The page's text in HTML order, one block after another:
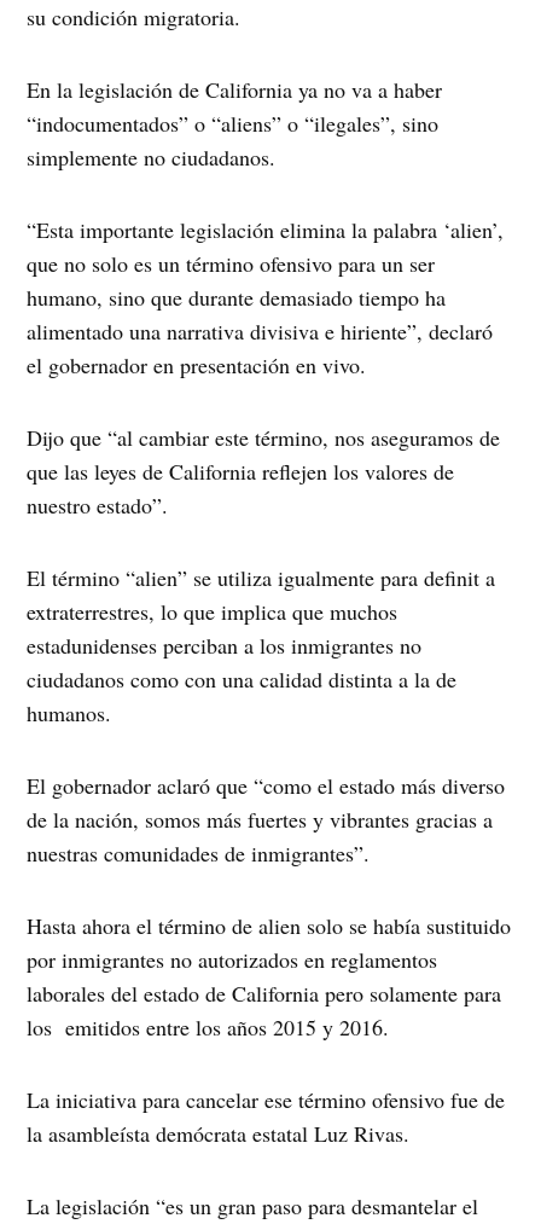
su condición migratoria.
En la legislación de California ya no va a haber
“indocumentados” o “aliens” o “ilegales”, sino
simplemente no ciudadanos.
“Esta importante legislación elimina la palabra ‘alien’,
que no solo es un término ofensivo para un ser
humano, sino que durante demasiado tiempo ha
alimentado una narrativa divisiva e hiriente”, declaró
el gobernador en presentación en vivo.
Dijo que “al cambiar este término, nos aseguramos de
que las leyes de California reflejen los valores de
nuestro estado”.
El término “alien” se utiliza igualmente para definit a
extraterrestres, lo que implica que muchos
estadunidenses perciban a los inmigrantes no
ciudadanos como con una calidad distinta a la de
humanos.
El gobernador aclaró que “como el estado más diverso
de la nación, somos más fuertes y vibrantes gracias a
nuestras comunidades de inmigrantes”.
Hasta ahora el término de alien solo se había sustituido
por inmigrantes no autorizados en reglamentos
laborales del estado de California pero solamente para
los emitidos entre los años 2015 y 2016.
La iniciativa para cancelar ese término ofensivo fue de
la asambleísta demócrata estatal Luz Rivas.
La legislación “es un gran paso para desmantelar el